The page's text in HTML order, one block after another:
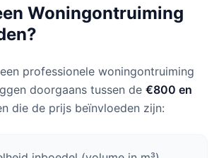
Woningontruiming
professionele woningontruiming
doorgaans tussen de €800 en
die de prijs beïnvloeden zijn: